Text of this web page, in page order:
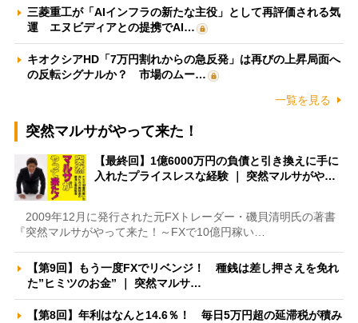
三菱重工が「AIインフラの新たな主役」として再評価される気
運 エヌビディアとの提携でAI…
キオクシアHD「7万円割れからの急反発」は再びの上昇局面へ
の反転シグナルか？ 市場のムー…
一覧を見る
突然マルサがやって来た！
【最終回】1億6000万円の負債と引き換えに手に
入れたプライスレスな経験 ｜ 突然マルサがや…
2009年12月に発行された元FXトレーダー・磯貝清明氏の著書
『突然マルサがやって来た！～FXで10億円稼い…
【第9回】もう一度FXでリベンジ！ 種銭は差し押さえを免れ
た”ヒミツのお金” ｜ 突然マルサ…
【第8回】年利はなんと14.6％！ 毎日5万円超の延滞税が積み